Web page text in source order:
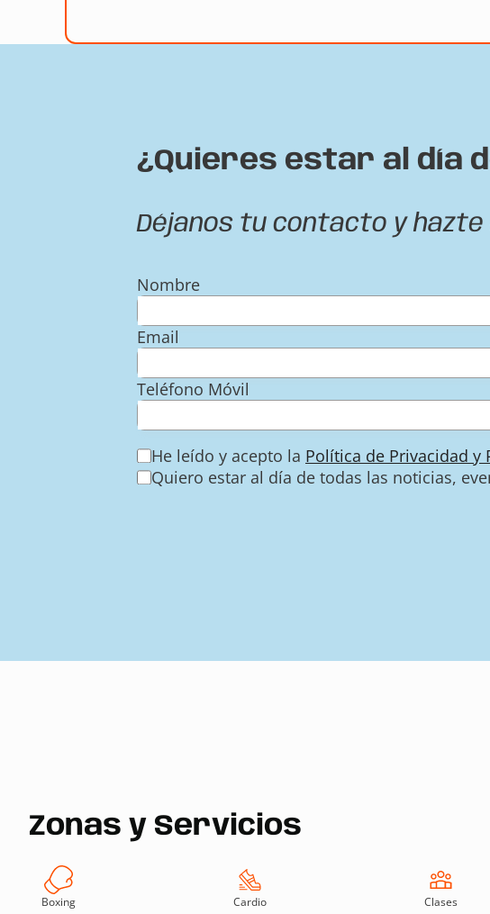
¿Quieres estar al día
Déjanos tu contacto y
Nombre
Email
Teléfono Móvil
He leído y acepto la Política de Privacidad y
Quiero estar al día de todas las noticias,
Zonas y Servicios
Boxing Cardio Clases